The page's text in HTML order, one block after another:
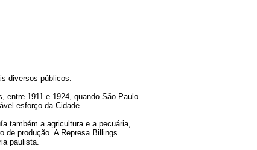
diversos públicos.
entre 1911 e 1924, quando São Paulo
esforço da Cidade.
também a agricultura e a pecuária,
de produção. A Represa Billings
paulista.